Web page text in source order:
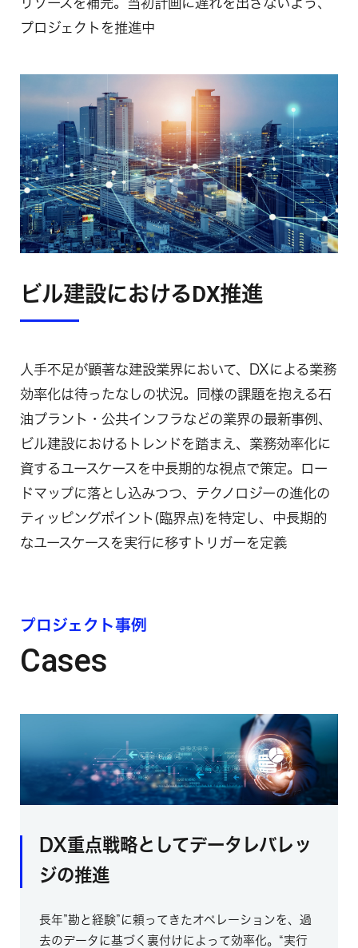
プロジェクトを推進中
ビル建設におけるDX推進
人手不足が顕著な建設業界において、DXによる業務
効率化は待ったなしの状況。同様の課題を抱える石
油プラント・公共インフラなどの業界の最新事例、
ビル建設におけるトレンドを踏まえ、業務効率化に
資するユースケースを中長期的な視点で策定。ロー
ドマップに落とし込みつつ、テクノロジーの進化の
ティッピングポイント(臨界点)を特定し、中長期的
なユースケースを実行に移すトリガーを定義
プロジェクト事例
Cases
DX重点戦略としてデータレバレッ
ジの推進
長年”勘と経験”に頼ってきたオペレーションを、過
去のデータに基づく裏付けによって効率化。“実行